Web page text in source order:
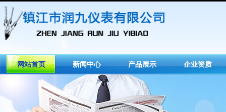
网站首页 新闻中心 产品展示 企业资质